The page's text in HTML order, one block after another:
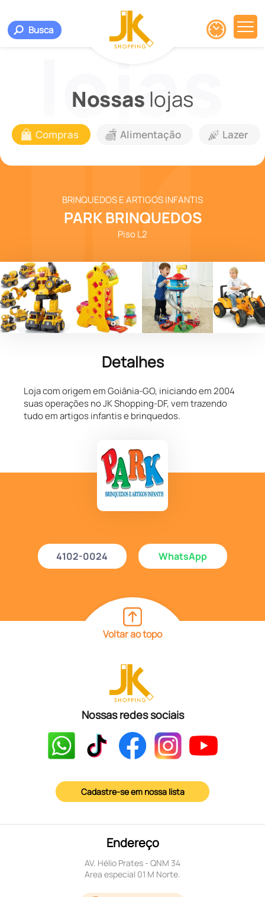
Busca
Nossas lojas
Compras Alimentação Lazer
BRINQUEDOS E ARTIGOS INFANTIS
PARK BRINQUEDOS
Piso L2
Detalhes
Loja com origem em Goiânia-GO, iniciando em 2004
suas operações no JK Shopping-DF, vem trazendo
tudo em artigos infantis e brinquedos.
4102-0024 WhatsApp
Voltar ao topo
Nossas redes sociais
Cadastre-se em nossa lista
Endereço
AV. Hélio Prates - QNM 34
Area especial 01 M Norte.